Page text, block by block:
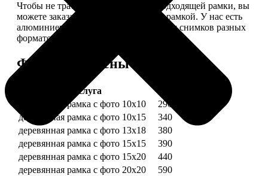
Чтобы не тратить время на поиск подходящей рамки, вы
можете заказать печать фото сразу с рамкой. У нас есть
алюминиевые и деревянные рамки для снимков разных
форматов.
Форматы и цены
Услуга
деревянная рамка с фото 10х10
290
деревянная рамка с фото 10х15
340
деревянная рамка с фото 13х18
380
деревянная рамка с фото 15х15
390
деревянная рамка с фото 15х20
440
деревянная рамка с фото 20х20
590